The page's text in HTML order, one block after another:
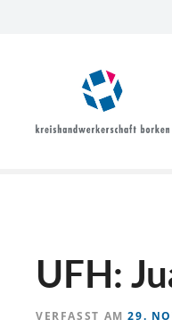
UFH:
VERFASST AM 29.